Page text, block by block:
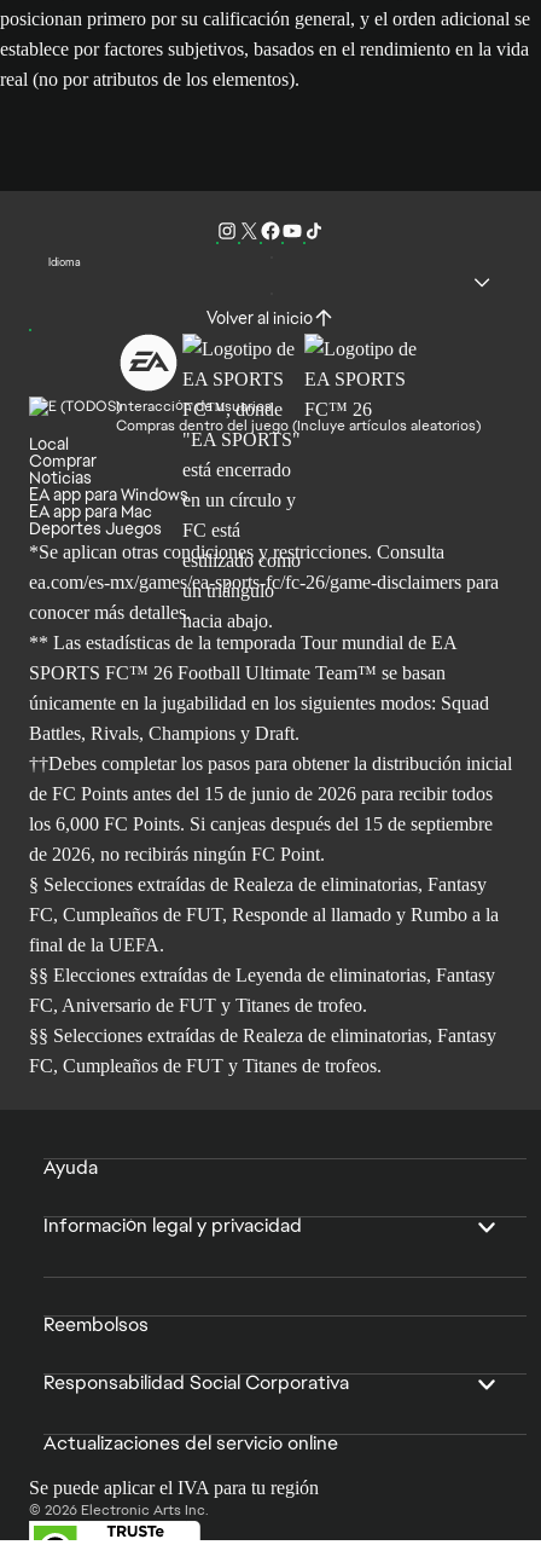
posicionan primero por su calificación general, y el orden adicional se
establece por factores subjetivos, basados en el rendimiento en la vida
real (no por atributos de los elementos).
Idioma
Volver al inicio
Interacción de usuarios
Compras dentro del juego (Incluye artículos aleatorios)
Local
Comprar
Noticias
EA app para Windows
EA app para Mac
Deportes Juegos
*Se aplican otras condiciones y restricciones. Consulta
ea.com/es-mx/games/ea-sports-fc/fc-26/game-disclaimers para
conocer más detalles.
** Las estadísticas de la temporada Tour mundial de EA
SPORTS FC™ 26 Football Ultimate Team™ se basan
únicamente en la jugabilidad en los siguientes modos: Squad
Battles, Rivals, Champions y Draft.
††Debes completar los pasos para obtener la distribución inicial
de FC Points antes del 15 de junio de 2026 para recibir todos
los 6,000 FC Points. Si canjeas después del 15 de septiembre
de 2026, no recibirás ningún FC Point.
§ Selecciones extraídas de Realeza de eliminatorias, Fantasy
FC, Cumpleaños de FUT, Responde al llamado y Rumbo a la
final de la UEFA.
§§ Elecciones extraídas de Leyenda de eliminatorias, Fantasy
FC, Aniversario de FUT y Titanes de trofeo.
§§ Selecciones extraídas de Realeza de eliminatorias, Fantasy
FC, Cumpleaños de FUT y Titanes de trofeos.
Ayuda
Información legal y privacidad
Reembolsos
Responsabilidad Social Corporativa
Actualizaciones del servicio online
Se puede aplicar el IVA para tu región
© 2026 Electronic Arts Inc.